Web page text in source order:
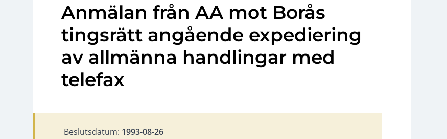
Anmälan från AA mot Borås
tingsrätt angående expediering
av allmänna handlingar med
telefax
Beslutsdatum: 1993-08-26